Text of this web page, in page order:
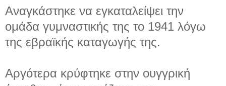
Αναγκάστηκε να εγκαταλείψει την
ομάδα γυμναστικής της το 1941 λόγω
της εβραϊκής καταγωγής της.
Αργότερα κρύφτηκε στην ουγγρική